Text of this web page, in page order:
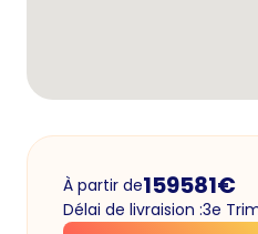
À partir de159581€
Délai de livraision :3e